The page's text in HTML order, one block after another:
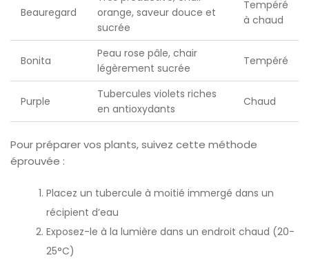
Beauregard
orange, saveur douce et
sucrée
Tempéré
à chaud
Bonita
Peau rose pâle, chair
légèrement sucrée
Tempéré
Purple
Tubercules violets riches
en antioxydants
Chaud
Pour préparer vos plants, suivez cette méthode
éprouvée :
Placez un tubercule à moitié immergé dans un
récipient d’eau
Exposez-le à la lumière dans un endroit chaud (20-
25°C)